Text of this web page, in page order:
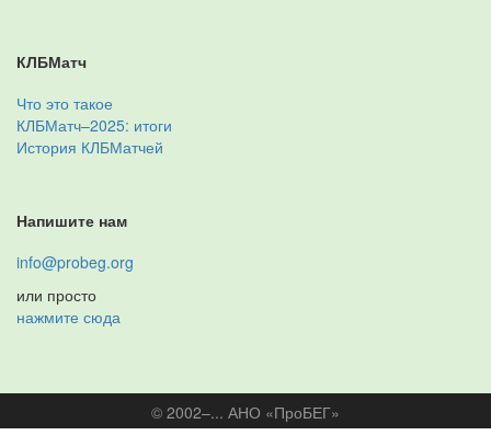
КЛБМатч
Что это такое
КЛБМатч–2025: итоги
История КЛБМатчей
Напишите нам
info@probeg.org
или просто
нажмите сюда
© 2002–... АНО «ПроБЕГ»